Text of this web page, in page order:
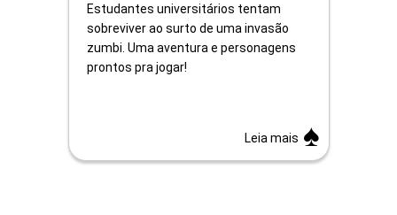
Estudantes universitários tentam
sobreviver ao surto de uma invasão
zumbi. Uma aventura e personagens
prontos pra jogar!
Leia mais